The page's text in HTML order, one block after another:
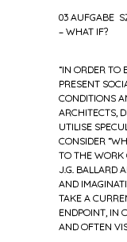
03 AUFGABE
– WHAT IF?
“IN ORDER TO
PRESENT
CONDITIONS
ARCHITECTS,
UTILISE
CONSIDER
TO THE WORK
J.G. BALLARD
AND
TAKE A
ENDPOINT, IN
AND OFTEN